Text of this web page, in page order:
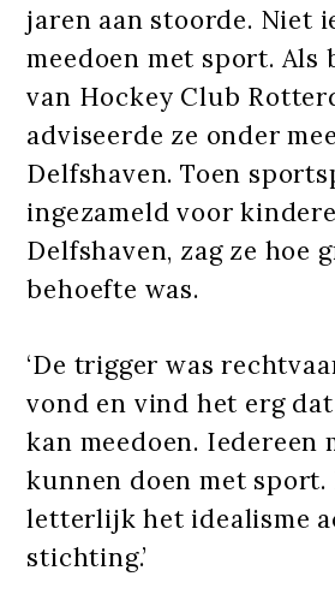
jaren aan stoorde. Niet
meedoen met sport. Als
van Hockey Club
adviseerde ze onder
Delfshaven. Toen
ingezameld voor
Delfshaven, zag ze hoe
behoefte was.
‘De trigger was
vond en vind het erg
kan meedoen. Iedereen
kunnen doen met sport.
letterlijk het idealisme
stichting.’